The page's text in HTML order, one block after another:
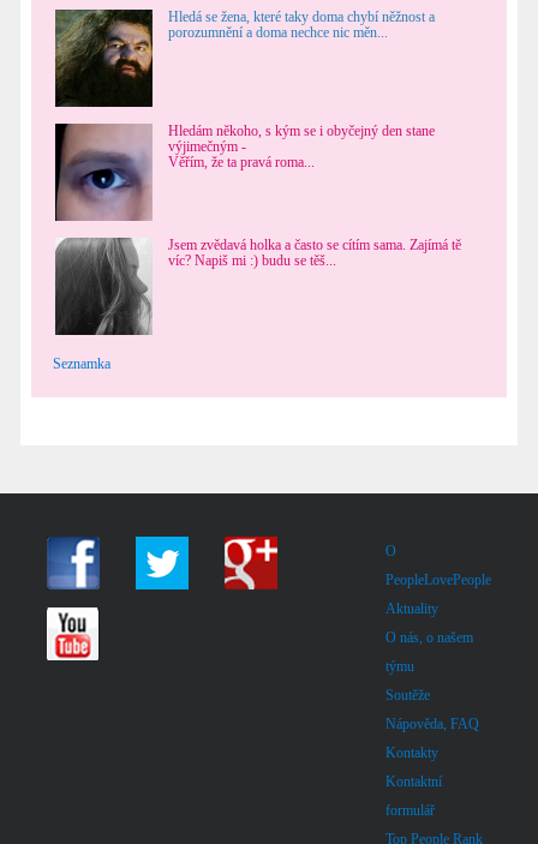
Hledá se žena, které taky doma chybí něžnost a
porozumnění a doma nechce nic měn...
Hledám někoho, s kým se i obyčejný den stane
výjimečným -
Věřím, že ta pravá roma...
Jsem zvědavá holka a často se cítím sama. Zajímá tě
víc? Napiš mi :) budu se těš...
Seznamka
O
PeopleLovePeople
Aktuality
O nás, o našem
týmu
Soutěže
Nápověda, FAQ
Kontakty
Kontaktní
formulář
Top People Rank